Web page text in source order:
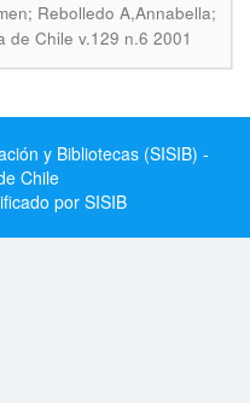
Rebolledo A,Annabella;
de Chile v.129 n.6 2001
y Bibliotecas (SISIB) -
Chile
por SISIB